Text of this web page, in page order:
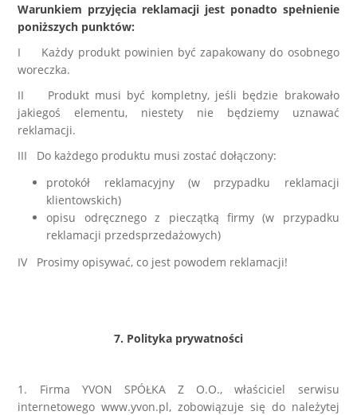
Warunkiem przyjęcia reklamacji jest ponadto spełnienie
poniższych punktów:
I Każdy produkt powinien być zapakowany do osobnego
woreczka.
II Produkt musi być kompletny, jeśli będzie brakowało
jakiegoś elementu, niestety nie będziemy uznawać
reklamacji.
III Do każdego produktu musi zostać dołączony:
protokół reklamacyjny (w przypadku reklamacji
klientowskich)
opisu odręcznego z pieczątką firmy (w przypadku
reklamacji przedsprzedażowych)
IV Prosimy opisywać, co jest powodem reklamacji!
7. Polityka prywatności
1. Firma YVON SPÓŁKA Z O.O., właściciel serwisu
internetowego www.yvon.pl, zobowiązuje się do należytej